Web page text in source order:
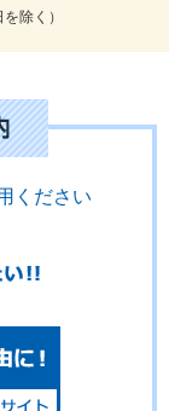
除く）
ください